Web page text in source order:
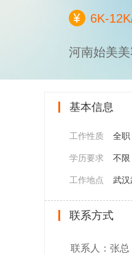
6K-
河南始美
基本信息
工作性质 全职
学历要求 不限
工作地点 武汉
联系方式
联系人：张